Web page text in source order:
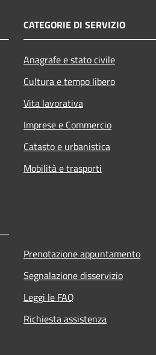
CATEGORIE DI SERVIZIO
Anagrafe e stato civile
Cultura e tempo libero
Vita lavorativa
Imprese e Commercio
Catasto e urbanistica
Mobilità e trasporti
Prenotazione appuntamento
Segnalazione disservizio
Leggi le FAQ
Richiesta assistenza